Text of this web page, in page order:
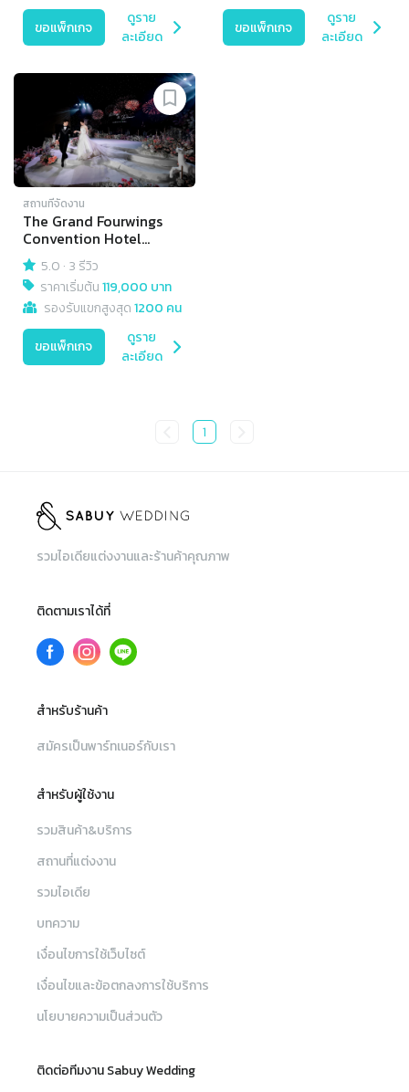
ขอแพ็กเกจ
ดูราย
ละเอียด
ขอแพ็กเกจ
ดูราย
ละเอียด
สถานที่จัดงาน
The Grand Fourwings
Convention Hotel
Bangkok
5.0 · 3 รีวิว
ราคาเริ่มต้น119,000 บาท
รองรับแขกสูงสุด1200 คน
ขอแพ็กเกจ
ดูราย
ละเอียด
1
รวมไอเดียแต่งงานและร้านค้าคุณภาพ
ติดตามเราได้ที่
สำหรับร้านค้า
สมัครเป็นพาร์ทเนอร์กับเรา
สำหรับผู้ใช้งาน
รวมสินค้า&บริการ
สถานที่แต่งงาน
รวมไอเดีย
บทความ
เงื่อนไขการใช้เว็บไซต์
เงื่อนไขและข้อตกลงการใช้บริการ
นโยบายความเป็นส่วนตัว
ติดต่อทีมงาน Sabuy Wedding